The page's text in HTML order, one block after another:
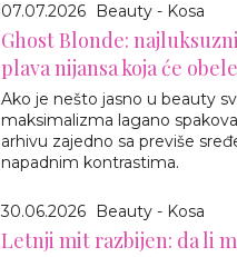
07.07.2026 Beauty - Kosa
Ghost Blonde:
plava nijansa koja će
Ako je nešto jasno u beauty
maksimalizma lagano
arhivu zajedno sa previše
napadnim kontrastima.
30.06.2026 Beauty - Kosa
Letnji mit razbijen: da li